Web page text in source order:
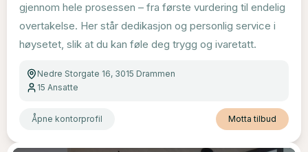
gjennom hele prosessen – fra første vurdering til endelig
overtakelse. Her står dedikasjon og personlig service i
høysetet, slik at du kan føle deg trygg og ivaretatt.
Nedre Storgate 16, 3015 Drammen
15 Ansatte
Åpne kontorprofil Motta tilbud